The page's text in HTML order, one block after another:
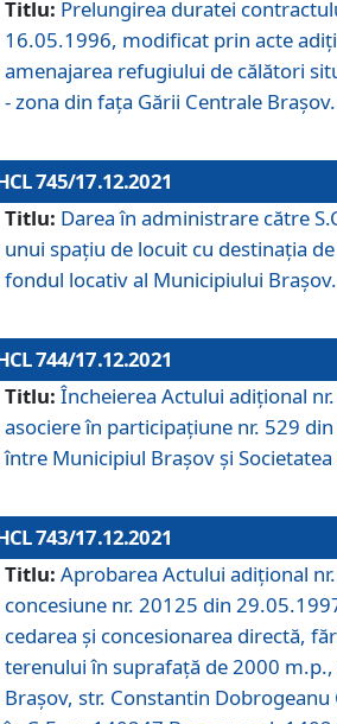
Titlu: Prelungirea duratei
16.05.1996, modificat prin acte
amenajarea refugiului de călători
- zona din faţa Gării Centrale Brașov.
745/17.12.2021
Titlu: Darea în administrare către
unui spațiu de locuit cu destinația
fondul locativ al Municipiului Brașov.
744/17.12.2021
Titlu: Încheierea Actului adițional
asociere în participațiune nr. 529
între Municipiul Brașov și Societatea
743/17.12.2021
Titlu: Aprobarea Actului adiţional
concesiune nr. 20125 din
cedarea și concesionarea directă,
terenului în suprafață de 2000
Brașov, str. Constantin Dobrogeanu